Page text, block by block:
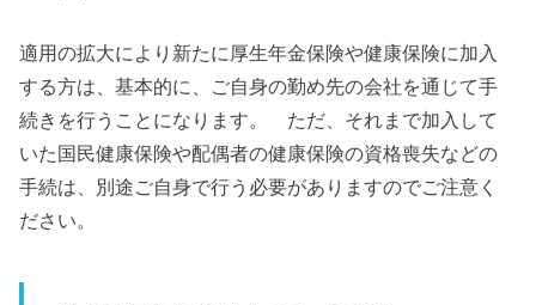
適用の拡大により新たに厚生年金保険や健康保険に加入
する方は、基本的に、ご自身の勤め先の会社を通じて手
続きを行うことになります。 ただ、それまで加入して
いた国民健康保険や配偶者の健康保険の資格喪失などの
手続は、別途ご自身で行う必要がありますのでご注意く
ださい。